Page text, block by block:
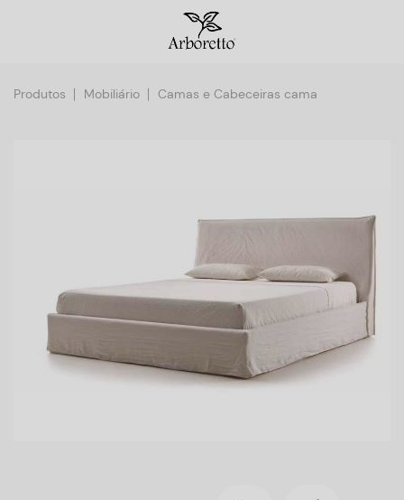
Produtos Mobiliário Camas e Cabeceiras cama